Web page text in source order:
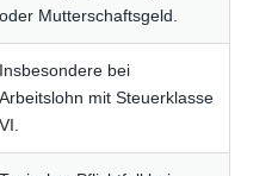
oder Mutterschaftsgeld.
Insbesondere bei
Arbeitslohn mit Steuerklasse
VI.